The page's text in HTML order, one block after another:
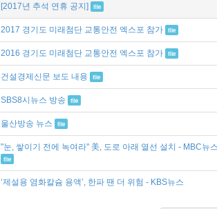
[2017년 추석 연휴 공지] file
2017 경기도 미래첨단 교통안전 엑스포 참가 file
2016 경기도 미래첨단 교통안전 엑스포 참가 file
건설경제신문 보도 내용 file
SBS8시뉴스 방송 file
울산방송 뉴스 file
"눈, 쌓이기 전에 녹여라" 美, 도로 아래 열선 설치 - MBC뉴
file
‘제설용 염화칼슘 용액’, 한파 땐 더 위험 - KBS뉴스